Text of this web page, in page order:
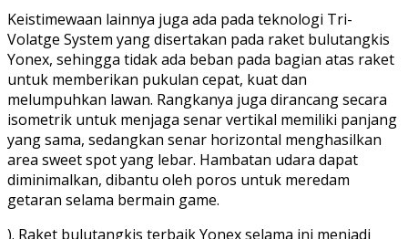
Keistimewaan lainnya juga ada pada teknologi Tri-
Volatge System yang disertakan pada raket bulutangkis
Yonex, sehingga tidak ada beban pada bagian atas raket
untuk memberikan pukulan cepat, kuat dan
melumpuhkan lawan. Rangkanya juga dirancang secara
isometrik untuk menjaga senar vertikal memiliki panjang
yang sama, sedangkan senar horizontal menghasilkan
area sweet spot yang lebar. Hambatan udara dapat
diminimalkan, dibantu oleh poros untuk meredam
getaran selama bermain game.
). Raket bulutangkis terbaik Yonex selama ini menjadi